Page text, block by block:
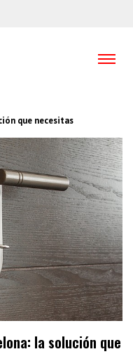
que necesitas
la solución que